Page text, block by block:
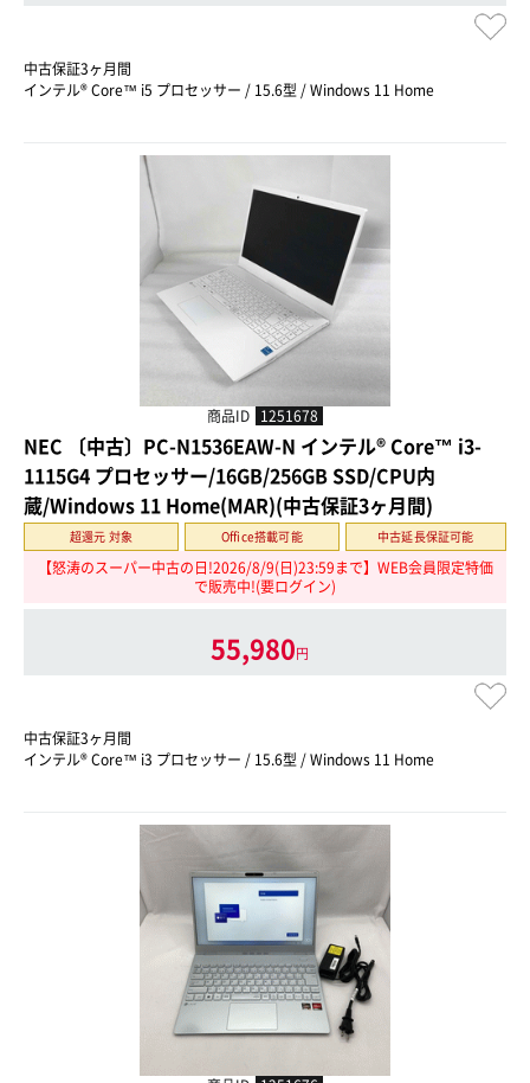
中古保証3ヶ月間
インテル® Core™ i5 プロセッサー / 15.6型 / Windows 11 Home
商品ID 1251678
NEC 〔中古〕PC-N1536EAW-N インテル® Core™ i3-
1115G4 プロセッサー/16GB/256GB SSD/CPU内
蔵/Windows 11 Home(MAR)(中古保証3ヶ月間)
超還元 対象 Office搭載可能 中古延長保証可能
【怒涛のスーパー中古の日!2026/8/9(日)23:59まで】WEB会員限定特価
で販売中!(要ログイン)
55,980円
中古保証3ヶ月間
インテル® Core™ i3 プロセッサー / 15.6型 / Windows 11 Home